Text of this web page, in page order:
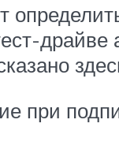
драйве
при